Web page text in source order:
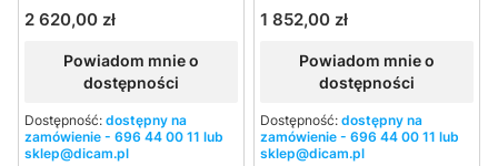
Cena
2 620,00 zł
Powiadom mnie o
dostępności
Dostępność: dostępny na
zamówienie - 696 44 00 11 lub
sklep@dicam.pl
Cena
1 852,00 zł
Powiadom mnie o
dostępności
Dostępność: dostępny na
zamówienie - 696 44 00 11 lub
sklep@dicam.pl